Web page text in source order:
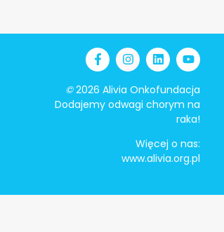
©2026 Alivia Onkofundacja
Dodajemy odwagi chorym na
raka!
Więcej o nas:
www.alivia.org.pl